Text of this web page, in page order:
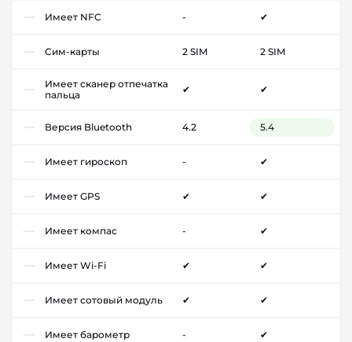
Имеет NFC - ✔
Сим-карты 2 SIM 2 SIM
Имеет сканер отпечатка
пальца
✔ ✔
Версия Bluetooth 4.2 5.4
Имеет гироскоп - ✔
Имеет GPS ✔ ✔
Имеет компас - ✔
Имеет Wi-Fi ✔ ✔
Имеет сотовый модуль ✔ ✔
Имеет барометр - ✔